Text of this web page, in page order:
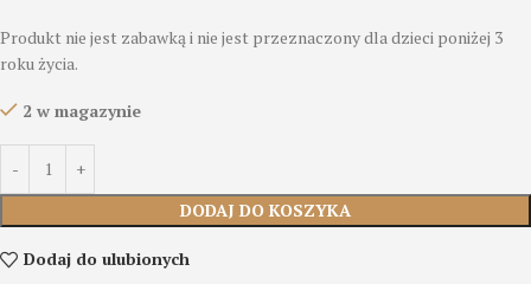
Produkt nie jest zabawką i nie jest przeznaczony dla dzieci poniżej 3
roku życia.
2 w magazynie
DODAJ DO KOSZYKA
Dodaj do ulubionych